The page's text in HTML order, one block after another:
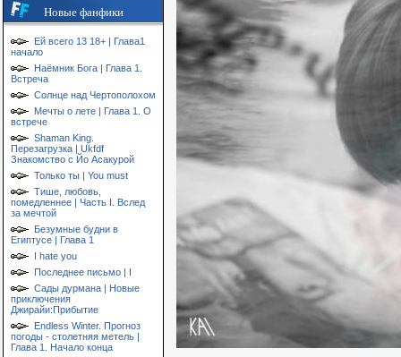
Новые фанфики
Ей всего 13 18+ | Глава1
начало
Наёмник Бога | Глава 1.
Встреча
Солнце над Чертополохом
Мечты о лете | Глава 1. О
встрече
Shaman King.
Перезагрузка | Ukfdf
Знакомство с Йо Асакурой
Только ты | You must
Тише, любовь,
помедленнее | Часть I. Вслед
за мечтой
Безумные будни в
Египтусе | Глава 1
I hate you
Последнее письмо | I
Сады дурмана | Новые
приключения
Джирайи:Прибытие
Endless Winter. Прогноз
погоды - столетняя метель |
Глава 1. Начало конца